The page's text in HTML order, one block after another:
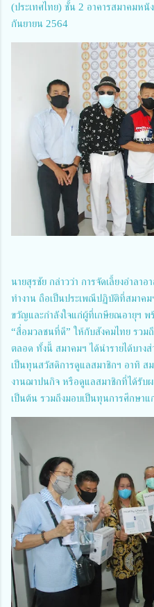
(ประเทศไทย) ชั้น 2 อาคารสมาคมห
กันยายน 2564
นายสุรชัย กล่าวว่า การจัดเลี้ยงอำลา
ทำงาน ถือเป็นประเพณีปฏิบัติที่สมาค
ขวัญและกำลังใจแก่ผู้ที่เกษียณอายุฯ
“สื่อมวลชนที่ดี” ให้กับสังคมไทย รวม
ตลอด ทั้งนี้ สมาคมฯ ได้นำรายได้บาง
เป็นทุนสวัสดิการดูแลสมาชิกฯ อาทิ ส
งานฌาปนกิจ หรือดูแลสมาชิกที่ได้รับ
เป็นต้น รวมถึงมอบเป็นทุนการศึกษาแ